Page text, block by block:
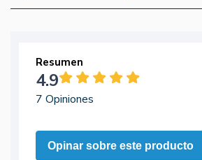
Resumen
4.9
7 Opiniones
Opinar sobre este producto